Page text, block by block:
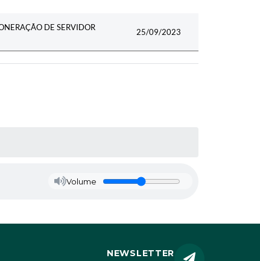
DE SERVIDOR
25/09/2023
Volume
NEWSLETTER